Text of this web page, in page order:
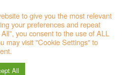
Privatlivspolitik
to give you the most relevant
your preferences and repeat
you consent to the use of ALL
may visit "Cookie Settings" to
All